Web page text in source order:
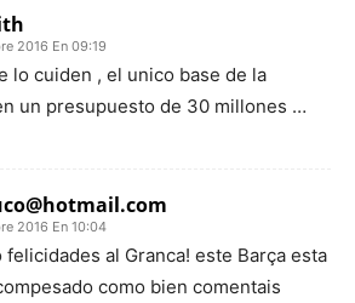
2016 En 09:19
lo cuiden , el unico base de la
un presupuesto de 30 millones …
2016 En 10:04
felicidades al Granca! este Barça esta
como bien comentais